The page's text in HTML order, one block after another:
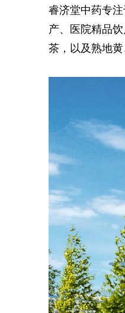
睿济堂中药专
产、医院精品饮
茶，以及熟地黄